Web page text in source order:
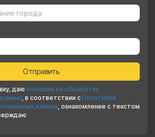
даю согласие на обработку
, в соответствии с Политикой
данных, ознакомление с текстом